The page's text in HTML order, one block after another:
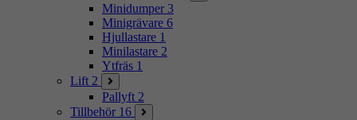
Minidumper 3
Minigrävare 6
Hjullastare 1
Minilastare 2
Ytfräs 1
Lift 2
Pallyft 2
Tillbehör 16